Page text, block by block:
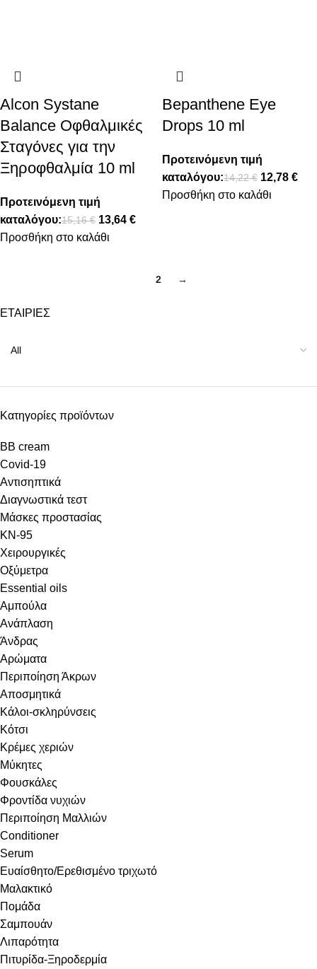
ΕΤΑΙΡΙΕΣ
Κατηγορίες προϊόντων
BB cream
Covid-19
Αντισηπτικά
Διαγνωστικά τεστ
Μάσκες προστασίας
KN-95
Χειρουργικές
Οξύμετρα
Essential oils
Αμπούλα
Ανάπλαση
Άνδρας
Αρώματα
Περιποίηση Άκρων
Αποσμητικά
Κάλοι-σκληρύνσεις
Κότσι
Κρέμες χεριών
Μύκητες
Φουσκάλες
Φροντίδα νυχιών
Περιποίηση Μαλλιών
Conditioner
Serum
Ευαίσθητο/Ερεθισμένο τριχωτό
Μαλακτικό
Πομάδα
Σαμπουάν
Λιπαρότητα
Πιτυρίδα-Ξηροδερμία
Alcon Systane
Balance Οφθαλμικές
Σταγόνες για την
Ξηροφθαλμία 10 ml
Προτεινόμενη τιμή
καταλόγου:15,16€ 13,64 €
Προσθήκη στο καλάθι
Bepanthene Eye
Drops 10 ml
Προτεινόμενη τιμή
καταλόγου:14,22€ 12,78 €
Προσθήκη στο καλάθι
2 →